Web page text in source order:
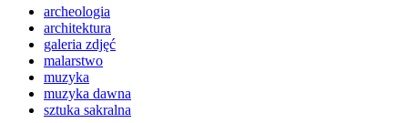
archeologia
architektura
galeria zdjęć
malarstwo
muzyka
muzyka dawna
sztuka sakralna